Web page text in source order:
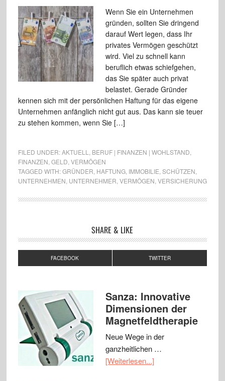
Wenn Sie ein Unternehmen
gründen, sollten Sie dringend
darauf Wert legen, dass Ihr
privates Vermögen geschützt
wird. Viel zu schnell kann
beruflich etwas schiefgehen,
das Sie später auch privat
belastet. Gerade Gründer
kennen sich mit der persönlichen Haftung für das eigene
Unternehmen anfänglich nicht gut aus. Das kann sie teuer
zu stehen kommen, wenn Sie […]
FILED UNDER:AKTUELL BERUF | FINANZEN | WOHLSTAND
FINANZEN GELD VERMÖGEN
TAGGED WITH:GRÜNDER HAFTUNG, IMMOBILIE SCHÜTZEN
UNTERNEHMEN UNTERNEHMER VERMÖGEN VERSICHERUNG
SHARE & LIKE
FACEBOOK TWITTER
Sanza: Innovative
Dimensionen der
Magnetfeldtherapie
Neue Wege in der
ganzheitlichen …
[Weiterlesen...]